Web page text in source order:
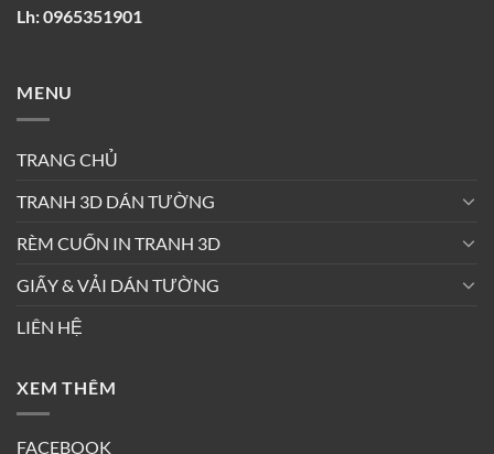
Lh: 0965351901
MENU
TRANG CHỦ
TRANH 3D DÁN TƯỜNG
RÈM CUỐN IN TRANH 3D
GIẤY & VẢI DÁN TƯỜNG
LIÊN HỆ
XEM THÊM
FACEBOOK